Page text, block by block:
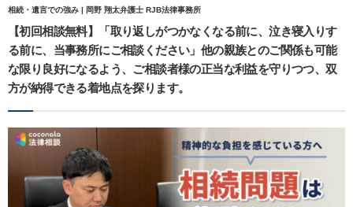
相続・遺言での強み | 岡野 翔太弁護士 RJB法律事務所
【初回相談無料】「取り返しがつかなくなる前に、泣き寝入りす
る前に、当事務所にご相談ください」他の親族とのご関係も可能
な限り良好になるよう、ご相談者様の正当な利益を守りつつ、双
方が納得できる着地点を探ります。